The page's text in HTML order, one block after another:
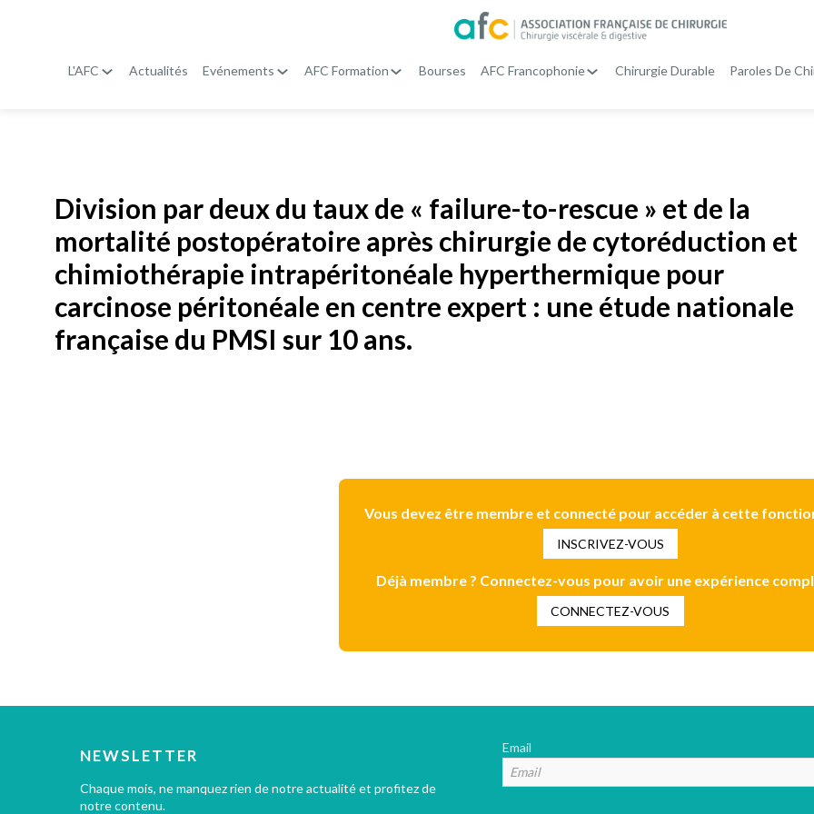
L'AFC Actualités Evénements AFC Formation Bourses AFC Francophonie Chirurgie Durable Paroles De
Division par deux du taux de « failure-to-rescue » et de la
mortalité postopératoire après chirurgie de cytoréduction et
chimiothérapie intrapéritonéale hyperthermique pour
carcinose péritonéale en centre expert : une étude nationale
française du PMSI sur 10 ans.
Vous devez être membre et connecté pour accéder à cette
INSCRIVEZ-VOUS
Déjà membre ? Connectez-vous pour avoir une expérience
CONNECTEZ-VOUS
NEWSLETTER
Chaque mois, ne manquez rien de notre actualité et profitez de
notre contenu.
Email